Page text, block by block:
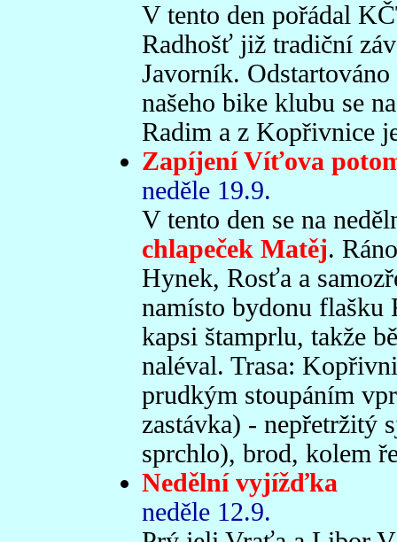
V tento den pořádal
Radhošť již tradiční
Javorník.
našeho bike klubu se
Radim a z Kopřivnice
Zapíjení Víťova
neděle 19.9.
V tento den se na
chlapeček Matěj.
Hynek, Rosťa a
namísto bydonu flašku
kapsi štamprlu, takže
naléval. Trasa:
prudkým stoupáním
zastávka) - nepřetržitý
sprchlo), brod, kolem
Nedělní vyjížďka
neděle 12.9.